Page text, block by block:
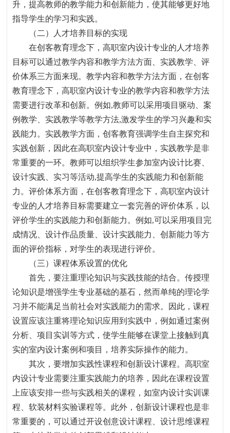
升，提高教师的教学能力和创新能力，使其能够更好地
指导学生的学习和实践。
（二）人才培养目标的实现
在创客教育理念下 ，高职室内设计专业的人才培养
目标可以通过教学内容和教学方法方面、实践教学、评
价体系三方面来现。教学内容和教学方法方面，在创客
教育理念下 ，高职室内设计专业的教学内容和教学方法
需要进行改革和创新。例如,教师可以采用项目驱动、案
例教学、实践教学等教学方法,激发学生的学习兴趣和实
践能力。实践教学方面，创客教育强调学生自主探究和
实践创新 ， 因此在高职室内设计专业中 ， 实践教学是非
常重要的一环。教师可以组织学生参加室内设计比赛、
设计实践、实习等活动,提高学生的实践能力和创新能
力。评价体系方面，在创客教育理念下 ，高职室内设计
专业的人才培养目标需要建立一套完善的评价体系 ， 以
评价学生的实践能力和创新能力。例如,可以采用项目完
成情况、设计作品质量、设计实践能力、创新能力等方
面的评价指标 ， 对学生的表现进行评价。
（三）课程体系设置的优化
首先，要注重理论知识与实践技能的结合。传授理
论知识是增强学生专业基础的基石 ，然而单纯的理论学
习并不能满足当前社会对实践能力的需求。因此，课程
设置应该注重将理论知识应用到实践中，例如通过案例
分析、项目实训等方式，使学生能够在课堂上接触到真
实的室内设计案例和项目，培养实际操作的能力。
其次，要增加实践性课程和创新设计课程。高职室
内设计专业需要注重实践能力的培养，因此在课程设置
上应该安排一些与实践相关的课程，如室内设计实训课
程、软装材料实验课程等。此外，创新设计课程也是非
常重要的，可以通过开设创意设计课程、设计思维课程